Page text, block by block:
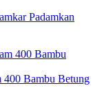
Padamkan
400 Bambu Betung